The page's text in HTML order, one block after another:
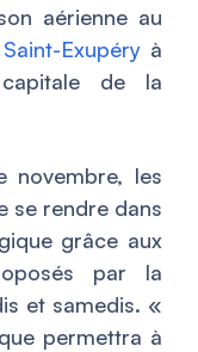
aérienne au
Exupéry à
de la
novembre, les
se rendre dans
grâce aux
par la
et samedis. «
permettra à